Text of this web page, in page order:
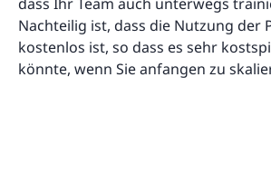
Nachteilig ist, dass die Nutzung der
kostenlos ist, so dass es sehr
könnte, wenn Sie anfangen zu